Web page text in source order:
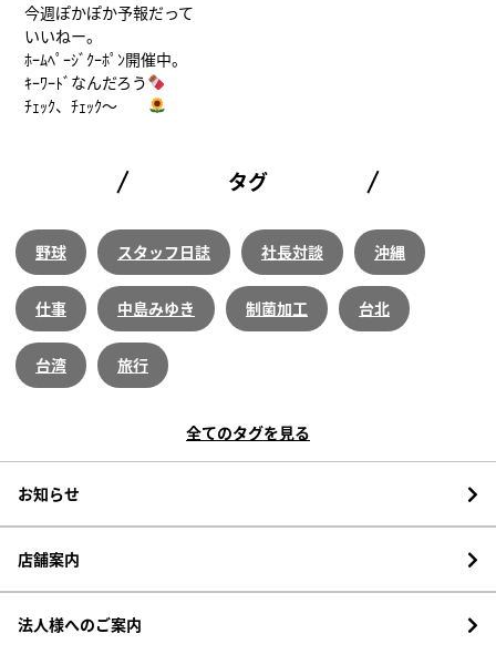
今週ぽかぽか予報だって
いいねー。
ﾎｰﾑﾍﾟｰｼﾞｸｰﾎﾟﾝ開催中。
ｷｰﾜｰﾄﾞなんだろう
ﾁｪｯｸ、ﾁｪｯｸ〜
タグ
野球 スタッフ日誌 社長対談 沖縄
仕事 中島みゆき 制菌加工 台北
台湾 旅行
全てのタグを見る
お知らせ
店舗案内
法人様へのご案内